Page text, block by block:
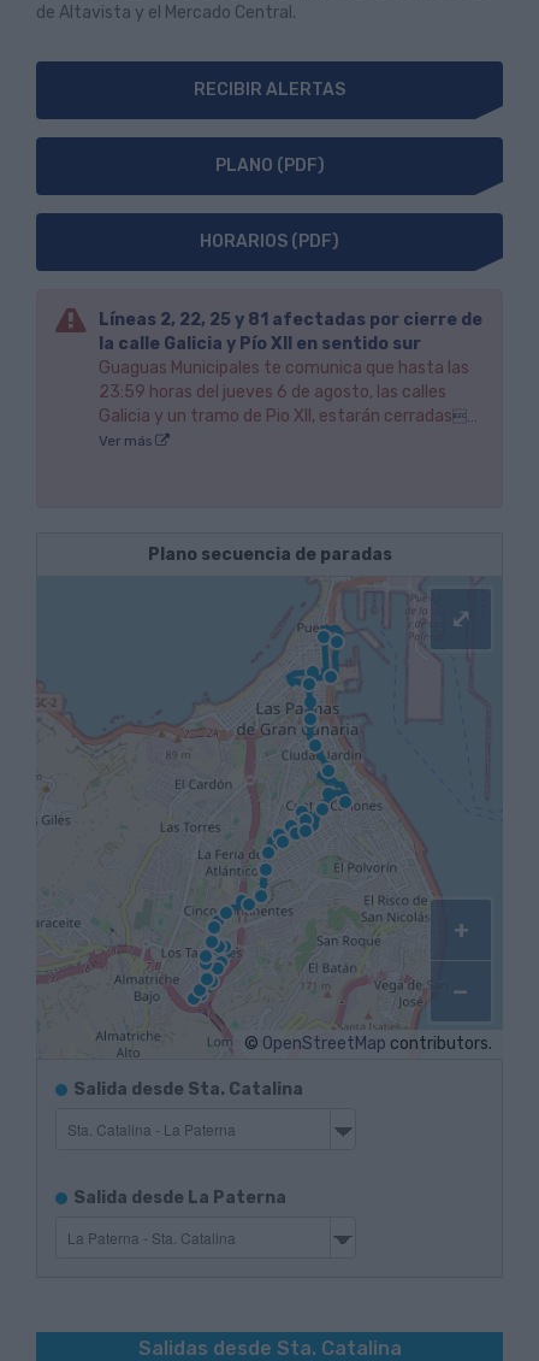
de Altavista y el Mercado Central.
RECIBIR ALERTAS
PLANO (PDF)
HORARIOS (PDF)
Líneas 2, 22, 25 y 81 afectadas por cierre de
la calle Galicia y Pío XII en sentido sur
Guaguas Municipales te comunica que hasta las
23:59 horas del jueves 6 de agosto, las calles
Galicia y un tramo de Pio XII, estarán cerradas...
Ver más
Plano secuencia de paradas
+
−
© OpenStreetMap contributors.
⤢
Salida desde Sta. Catalina
de
Ida
Salida desde La Paterna
de
Vuelta
Salidas desde Sta. Catalina